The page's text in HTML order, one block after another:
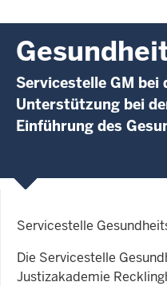
Servicestelle GM bei
Unterstützung bei
Einführung des
Servicestelle
Die Servicestelle
Justizakademie